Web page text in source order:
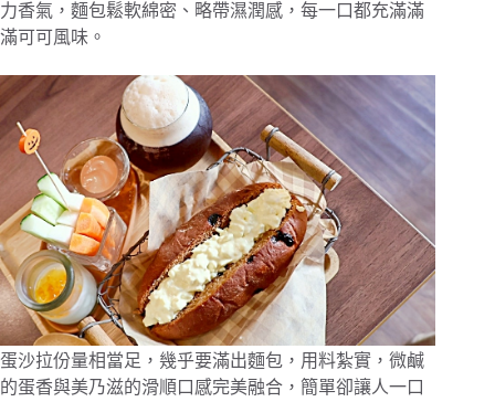
力香氣，麵包鬆軟綿密、略帶濕潤感，每一口都充滿滿
滿可可風味。
蛋沙拉份量相當足，幾乎要滿出麵包，用料紮實，微鹹
的蛋香與美乃滋的滑順口感完美融合，簡單卻讓人一口